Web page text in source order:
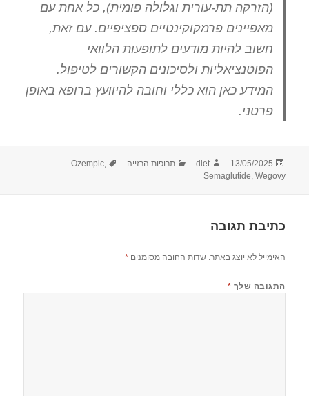
(הזרקה תת-עורית וגלולה פומית), כל אחת עם
מאפיינים פרמקוקינטיים ספציפיים. עם זאת,
חשוב להיות מודעים לתופעות הלוואי
הפוטנציאליות ולסיכונים הקשורים לטיפול.
המידע כאן הוא כללי וחובה להיוועץ ברופא באופן
פרטני.
פורסם
בתאריך
13/05/2025 מחבר
diet קטגוריות
תרופות הרזייה תגיות
Ozempic,
Semaglutide, Wegovy
כתיבת תגובה
האימייל לא יוצג באתר. שדות החובה מסומנים*
התגובה שלך *